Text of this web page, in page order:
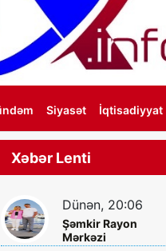
Siyasət İqtisadiyyat
Xəbər Lenti
Dünən, 20:06
Şəmkir Rayon
Mərkəzi